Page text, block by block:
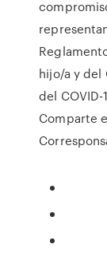
hijo/a y del
del
Comparte